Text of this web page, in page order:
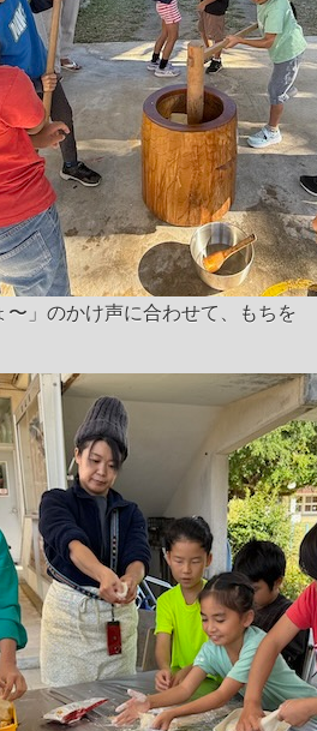
〜」のかけ声に合わせて、もちを